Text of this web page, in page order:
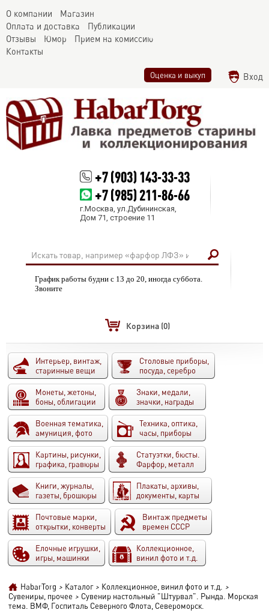
О компании
Магазин
Оплата и доставка
Публикации
Отзывы
Юмор
Прием на комиссию
Контакты
Оценка и выкуп Вход
+7 (903) 143-33-33
+7 (985) 211-86-66
г.Москва, ул.Дубининская,
Дом 71, строение 11
График работы будни с 13 до 20, иногда суббота.
Звоните
Корзина (0)
Интерьер, винтаж,
старинные вещи
Столовые приборы,
посуда, серебро
Монеты, жетоны,
боны, облигации
Знаки, медали,
значки, награды
Военная тематика,
амуниция, фото
Техника, оптика,
часы, приборы
Картины, рисунки,
графика, гравюры
Статуэтки, бюсты.
Фарфор, металл
Книги, журналы,
газеты, брошюры
Плакаты, архивы,
документы, карты
Почтовые марки,
открытки, конверты
Винтаж предметы
времен СССР
Елочные игрушки,
игры, машинки
Коллекционное,
винил фото и т.д.
HabarTorg > Каталог > Коллекционное, винил фото и т.д.
>
Сувениры, прочее > Сувенир настольный "Штурвал". Рында. Морская
тема. ВМФ, Госпиталь Северного Флота, Североморск.